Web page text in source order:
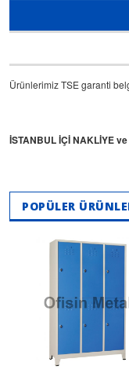
Ürünlerimiz TSE garanti
İSTANBUL İÇİ NAKLİYE
POPÜLER